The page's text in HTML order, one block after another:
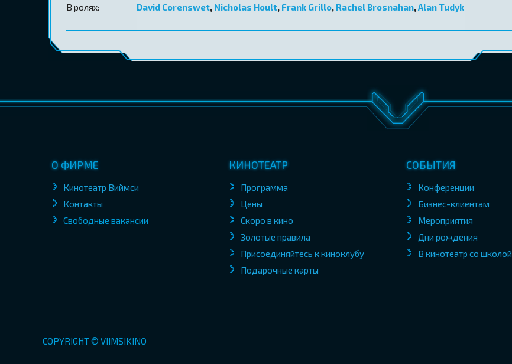
В ролях:
David Corenswet, Nicholas Hoult, Frank Grillo, Rachel Brosnahan,Alan Tudyk
О ФИРМЕ
Кинотеатр Виймси
Контакты
Свободные вакансии
КИНОТЕАТР
Программа
Цены
Скоро в кино
Золотые правила
Присоединяйтесь к киноклубу
Подарочные карты
СОБЫТИЯ
Конференции
Бизнес-клиентам
Мероприятия
Дни рождения
В кинотеатр со школой
COPYRIGHT © VIIMSIKINO